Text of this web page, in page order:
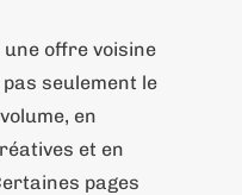
une offre voisine
pas seulement le
en
et en
pages